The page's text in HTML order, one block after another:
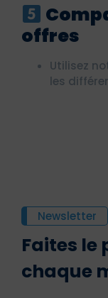
offres
Utilisez
les
Newsletter
Faites le
chaque